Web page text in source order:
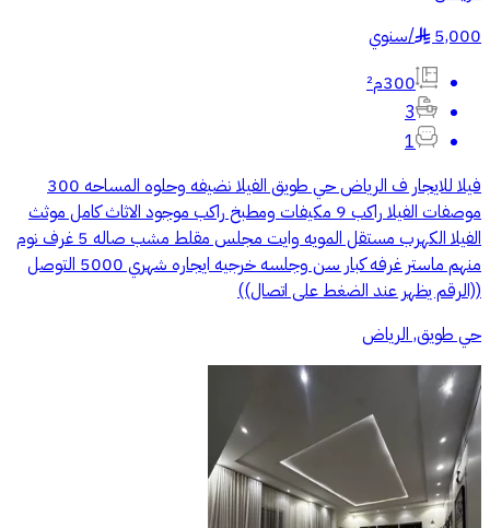
5,000
§
/سنوي
300م²
3
1
فيلا للايجار ف الرياض حي طويق الفيلا نضيفه وحلوه المساحه 300
موصفات الفيلا راكب 9 مكيفات ومطبخ راكب موجود الاثاث كامل موثث
الفيلا الكهرب مستقل المويه وايت مجلس مقلط مشب صاله 5 غرف نوم
منهم ماستر غرفه كبار سن وجلسه خرجيه ايجاره شهري 5000 التوصل
((الرقم يظهر عند الضغط على اتصال))
حي طويق, الرياض